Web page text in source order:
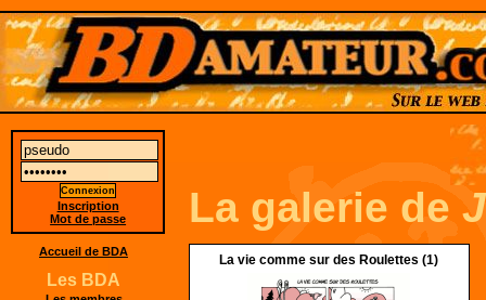
La galerie de
La vie comme sur des Roulettes (1)
Inscription
Mot de passe
Accueil de BDA
Les BDA